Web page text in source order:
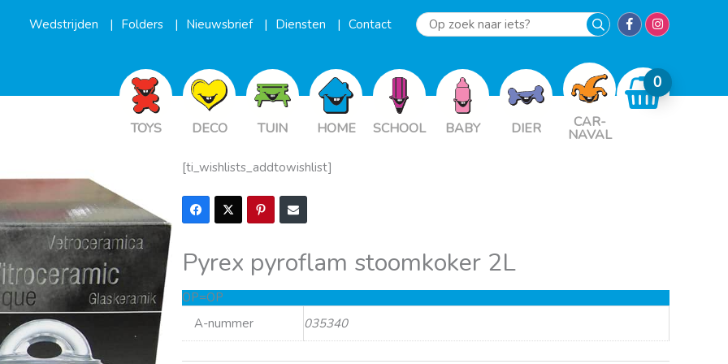
Wedstrijden Folders Nieuwsbrief Diensten Contact
Op
iets?
TOYS DECO TUIN HOME SCHOOL BABY DIER CAR-
NAVAL
[ti_wishlists_addtowishlist]
Pyrex pyroflam stoomkoker 2L
OP=OP
A-nummer
035340